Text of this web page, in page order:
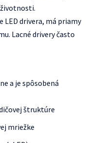
LED drivera, má priamy
Lacné drivery často
a je spôsobená
štruktúre
mriežke